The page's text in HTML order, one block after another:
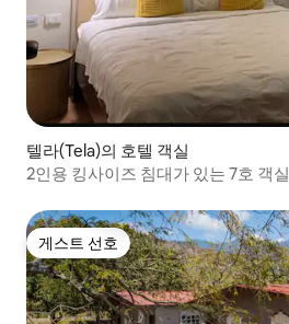
텔라(Tela)의 호텔 객실
2인용 킹사이즈 침대가 있는 7호 객실
게스트 선호
게스트 선호